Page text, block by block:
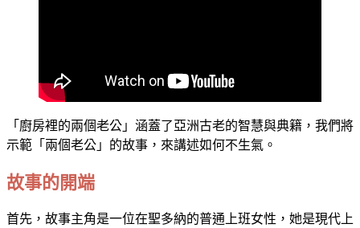
「廚房裡的兩個老公」涵蓋了亞洲古老的智慧與典籍，我們將
示範「兩個老公」的故事，來講述如何不生氣。
故事的開端
首先，故事主角是一位在聖多納的普通上班女性，她是現代上